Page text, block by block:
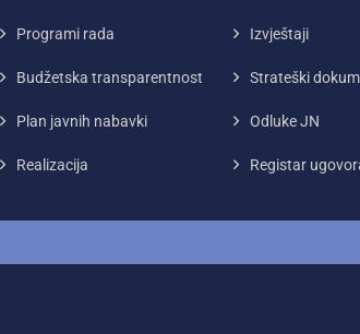
Programi rada Izvještaji
Budžetska transparentnost Strateški
Plan javnih nabavki Odluke JN
Realizacija Registar